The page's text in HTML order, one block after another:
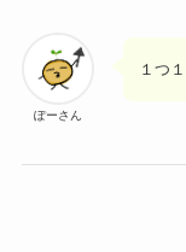
ぽーさん
１つ